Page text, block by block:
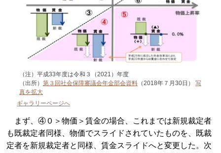
（注）平成33年度は令和３（2021）年度
（出所） 第３回社会保障審議会年金部会資料 （2018年７月30日） 写
真を拡大
ギャラリーページへ
まず、④０＞物価＞賃金の場合、これまでは新規裁定者
も既裁定者同様、物価でスライドされていたものを、既裁
定者を新規裁定者と同様、賃金スライドへと変更した。次